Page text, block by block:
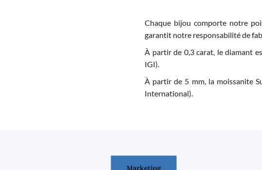
Chaque bijou comporte notre
garantit notre responsabilité de
À partir de 0,3 carat, le diamant
IGI).
À partir de 5 mm, la moissanite
International).